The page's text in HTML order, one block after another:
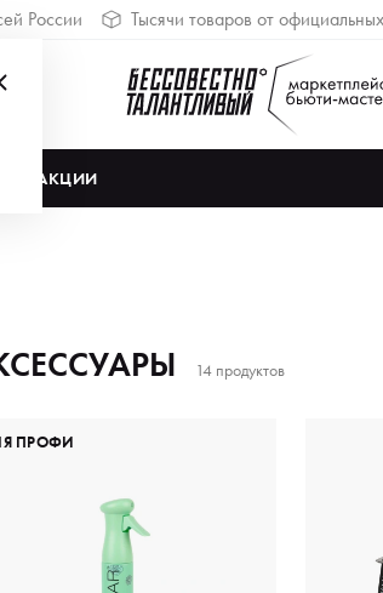
России Тысячи товаров от
АКЦИИ
14 продуктов
ПРОФИ